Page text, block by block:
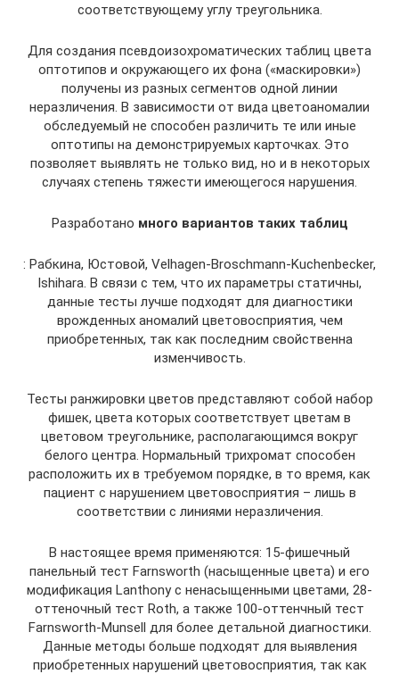
соответствующему углу треугольника.
Для создания псевдоизохроматических таблиц цвета
оптотипов и окружающего их фона («маскировки»)
получены из разных сегментов одной линии
неразличения. В зависимости от вида цветоаномалии
обследуемый не способен различить те или иные
оптотипы на демонстрируемых карточках. Это
позволяет выявлять не только вид, но и в некоторых
случаях степень тяжести имеющегося нарушения.
Разработано много вариантов таких таблиц
: Рабкина, Юстовой, Velhagen-Broschmann-Kuchenbecker,
Ishihara. В связи с тем, что их параметры статичны,
данные тесты лучше подходят для диагностики
врожденных аномалий цветовосприятия, чем
приобретенных, так как последним свойственна
изменчивость.
Тесты ранжировки цветов представляют собой набор
фишек, цвета которых соответствует цветам в
цветовом треугольнике, располагающимся вокруг
белого центра. Нормальный трихромат способен
расположить их в требуемом порядке, в то время, как
пациент с нарушением цветовосприятия – лишь в
соответствии с линиями неразличения.
В настоящее время применяются: 15-фишечный
панельный тест Farnsworth (насыщенные цвета) и его
модификация Lanthony с ненасыщенными цветами, 28-
оттеночный тест Roth, а также 100-оттенчный тест
Farnsworth-Munsell для более детальной диагностики.
Данные методы больше подходят для выявления
приобретенных нарушений цветовосприятия, так как